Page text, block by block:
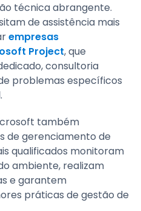
técnica abrangente.
de assistência mais
empresas
Project, que
consultoria
problemas específicos
também
de gerenciamento de
qualificados monitoram
ambiente, realizam
e garantem
práticas de gestão de